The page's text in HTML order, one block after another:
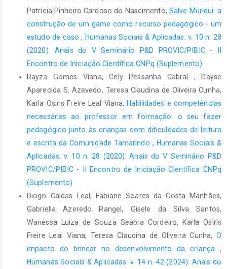
DELIBERATO, D.;DONATI, G, C, F. Perguntas e respostas
frequentes sobre comunicação suplementar e alternativa para
professores. [s.l: s.n.]. Disponível em:
<
https://www.sbfa.org.br/portal2017/campanhas/campanha-
comunicacao-suplementar-e-alternativa/pdf/faq-pdf2.pdf>.
GALVÃO FILHO, T. A. A construção do conceito de Tecnologia
FACED - Entreideias: Educação, Cultura e Sociedade, Salvador:
Faculdade de Educação da Universidade Federal da Bahia –
FACED/UFBA, v. 2, n. 1, p. 25-42, jan./jun. 2013. Disponível em:
TA_desafios (galvão filho.net) Acesso em: 24 jul. 2024.
GIL, A. C. Métodos e técnicas de pesquisa social. 6. ed. São
Paulo: Atlas, 2008.
GUTHIERREZ, C. C. M. Y; WALTER, C. C. DE F. Programa de
formação continuada de professores: comunicação alternativa
e transtorno do espectro autista. Revista Teias, v. 22, n. 66, p.
240–255, 20 ago. 2021.
LEYVA-NÁPOLES, R. A.; ORRÚ, S. E. Experiências de
comunicação alternativa: alunos com autismo. Journal of
Research in Special Educational Needs, v. 16, p. 502–505, ago.
Patrícia Pinheiro Cardoso do Nascimento,Salve Muriqui: a
construção de um game como recurso pedagógico - um
estudo de caso, Humanas Sociais & Aplicadas: v. 10 n. 28
(2020): Anais do V Seminário P&D PROVIC/PIBIC - II
Encontro de Iniciação Científica CNPq (Suplemento)
Rayza Gomes Viana, Cely Pessanha Cabral , Dayse
Aparecida S. Azevedo, Teresa Claudina de Oliveira Cunha,
Karla Osiris Freire Leal Viana,Habilidades e competências
necessárias ao professor em formação: o seu fazer
pedagógico junto às crianças com dificuldades de leitura
e escrita da Comunidade Tamarindo , Humanas Sociais &
Aplicadas: v. 10 n. 28 (2020): Anais do V Seminário P&D
PROVIC/PIBIC - II Encontro de Iniciação Científica CNPq
(Suplemento)
Diogo Caldas Leal, Fabiane Soares da Costa Manhães,
Gabriella Azeredo Rangel, Gisele da Silva Santos,
Wanessa Luiza de Souza Seabra Cordeiro, Karla Osiris
Freire Leal Viana, Teresa Claudina de Oliveira Cunha, O
impacto do brincar no desenvolvimento da criança ,
Humanas Sociais & Aplicadas: v. 14 n. 42 (2024): Anais do